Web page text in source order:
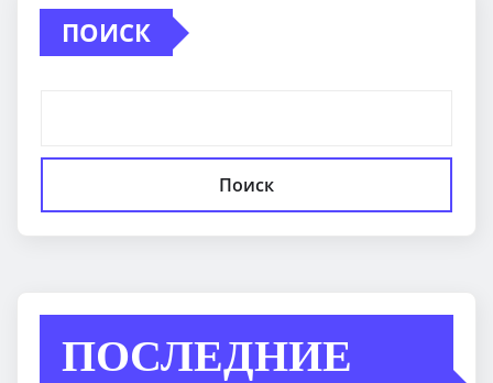
ПОИСК
Поиск
ПОСЛЕДНИЕ